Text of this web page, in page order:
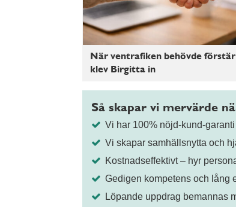
När ventrafiken behövde
klev Birgitta in
Så skapar vi mervärde
Vi har 100% nöjd-kund-garanti
Vi skapar samhällsnytta och
Kostnadseffektivt – hyr
Gedigen kompetens och lång
Löpande uppdrag bemannas